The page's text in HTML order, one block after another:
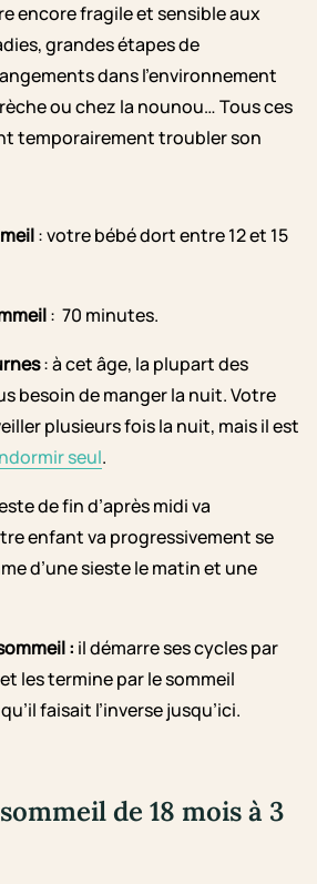
encore fragile et sensible aux
grandes étapes de
dans l’environnement
ou chez la nounou… Tous ces
temporairement troubler son
: votre bébé dort entre 12 et 15
: 70 minutes.
: à cet âge, la plupart des
besoin de manger la nuit. Votre
plusieurs fois la nuit, mais il est
seul.
de fin d’après midi va
enfant va progressivement se
d’une sieste le matin et une
: il démarre ses cycles par
les termine par le sommeil
faisait l’inverse jusqu’ici.
de 18 mois à 3